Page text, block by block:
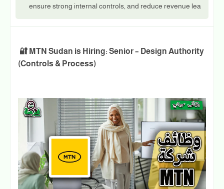
ensure strong internal controls, and reduce revenue lea
🔐 MTN Sudan is Hiring: Senior – Design Authority
(Controls & Process)